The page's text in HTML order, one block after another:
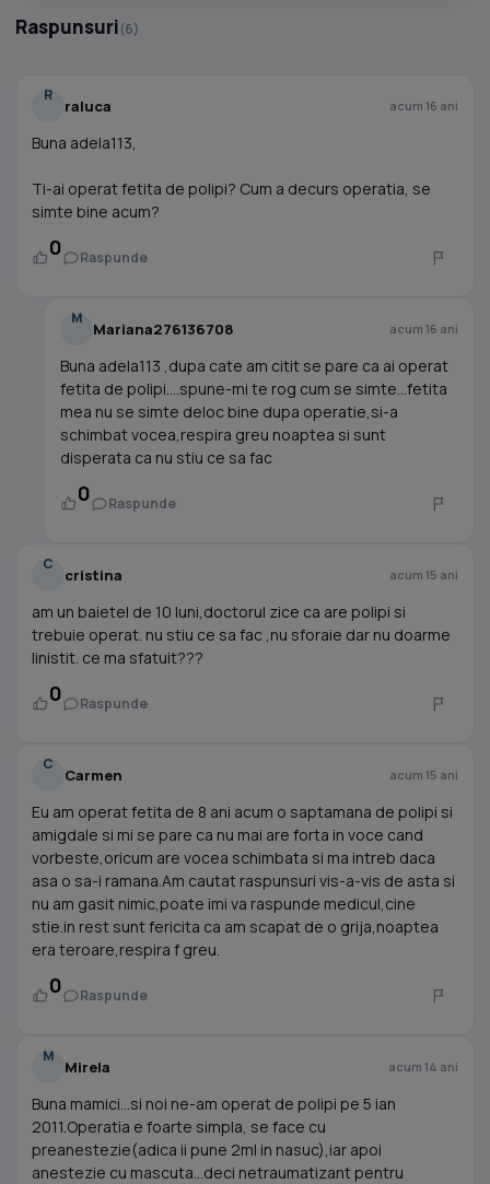
Raspunsuri(6)
R
raluca acum 16 ani
Buna adela113,
Ti-ai operat fetita de polipi? Cum a decurs operatia, se
simte bine acum?
0 Raspunde
M
Mariana276136708 acum 16 ani
Buna adela113 ,dupa cate am citit se pare ca ai operat
fetita de polipi....spune-mi te rog cum se simte...fetita
mea nu se simte deloc bine dupa operatie,si-a
schimbat vocea,respira greu noaptea si sunt
disperata ca nu stiu ce sa fac
0 Raspunde
C
cristina acum 15 ani
am un baietel de 10 luni,doctorul zice ca are polipi si
trebuie operat. nu stiu ce sa fac ,nu sforaie dar nu doarme
linistit. ce ma sfatuit???
0 Raspunde
C
Carmen acum 15 ani
Eu am operat fetita de 8 ani acum o saptamana de polipi si
amigdale si mi se pare ca nu mai are forta in voce cand
vorbeste,oricum are vocea schimbata si ma intreb daca
asa o sa-i ramana.Am cautat raspunsuri vis-a-vis de asta si
nu am gasit nimic,poate imi va raspunde medicul,cine
stie.in rest sunt fericita ca am scapat de o grija,noaptea
era teroare,respira f greu.
0 Raspunde
M
Mirela acum 14 ani
Buna mamici...si noi ne-am operat de polipi pe 5 ian
2011.Operatia e foarte simpla, se face cu
preanestezie(adica ii pune 2ml in nasuc),iar apoi
anestezie cu mascuta...deci netraumatizant pentru